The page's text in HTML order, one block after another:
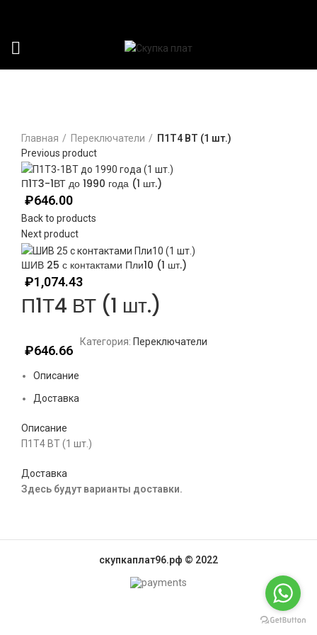
Главная
Переключатели
П1Т4 ВТ (1 шт.)
Previous product
П1Т3-1ВТ до 1990 года (1 шт.)
₽646.00
Back to products
Next product
ШИВ 25 с контактами Пли10 (1 шт.)
₽1,074.43
П1Т4 ВТ (1 шт.)
₽646.66
Категория: Переключатели
Описание
Доставка
Описание
П1Т4 ВТ (1 шт.)
Доставка
Здесь будут варианты доставки.
скупкаплат96.рф © 2022